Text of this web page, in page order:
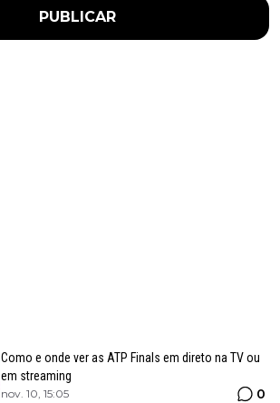
PUBLICAR
Como e onde ver as ATP Finals em direto na TV ou
em streaming
nov. 10, 15:05 0